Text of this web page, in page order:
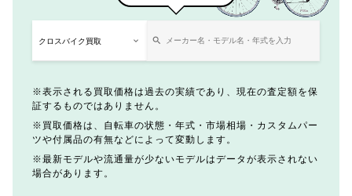
表示される買取価格は過去の実績であり、現在の査定額を保
証するものではありません。
買取価格は、自転車の状態・年式・市場相場・カスタムパー
ツや付属品の有無などによって変動します。
最新モデルや流通量が少ないモデルはデータが表示されない
場合があります。